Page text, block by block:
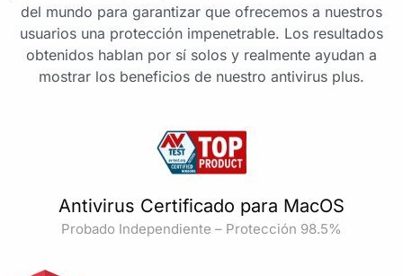
del mundo para garantizar que ofrecemos a nuestros
usuarios una protección impenetrable. Los resultados
obtenidos hablan por sí solos y realmente ayudan a
mostrar los beneficios de nuestro antivirus plus.
Antivirus Certificado para MacOS
Probado Independiente – Protección 98.5%